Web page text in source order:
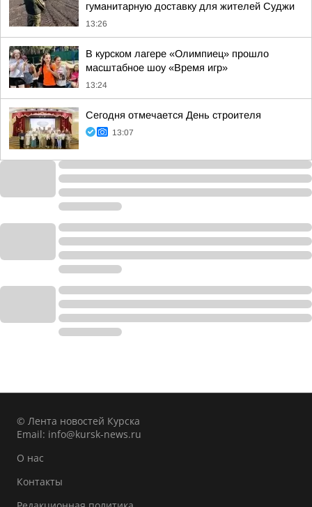
гуманитарную доставку для жителей Суджи
13:26
В курском лагере «Олимпиец» прошло
масштабное шоу «Время игр»
13:24
Сегодня отмечается День строителя
13:07
© Лента новостей Курска
Email: info@kursk-news.ru
О нас
Контакты